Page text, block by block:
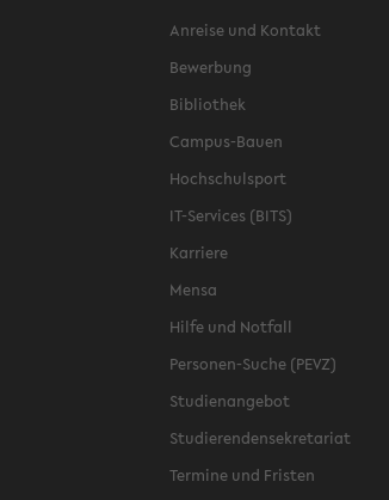
Anreise und Kontakt
Bewerbung
Bibliothek
Campus-Bauen
Hochschulsport
IT-Services (BITS)
Karriere
Mensa
Hilfe und Notfall
Personen-Suche (PEVZ)
Studienangebot
Studierendensekretariat
Termine und Fristen